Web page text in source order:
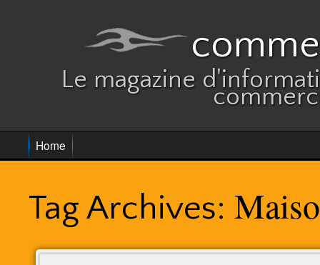
Le magazine
Home
Tag Archives: